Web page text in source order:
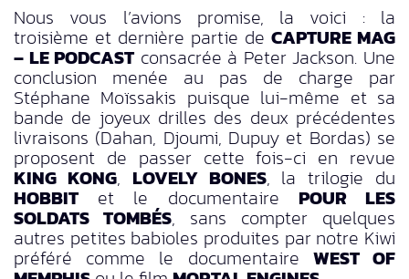
Nous vous l’avions promise, la voici : la
troisième et dernière partie de CAPTURE MAG
– LE PODCASTconsacrée à Peter Jackson. Une
conclusion menée au pas de charge par
Stéphane Moïssakis puisque lui-même et sa
bande de joyeux drilles des deux précédentes
livraisons (Dahan, Djoumi, Dupuy et Bordas) se
proposent de passer cette fois-ci en revue
KING KONG, LOVELY BONES, la trilogie du
HOBBITet le documentaire POUR LES
SOLDATS TOMBÉS, sans compter quelques
autres petites babioles produites par notre Kiwi
préféré comme le documentaire WEST OF